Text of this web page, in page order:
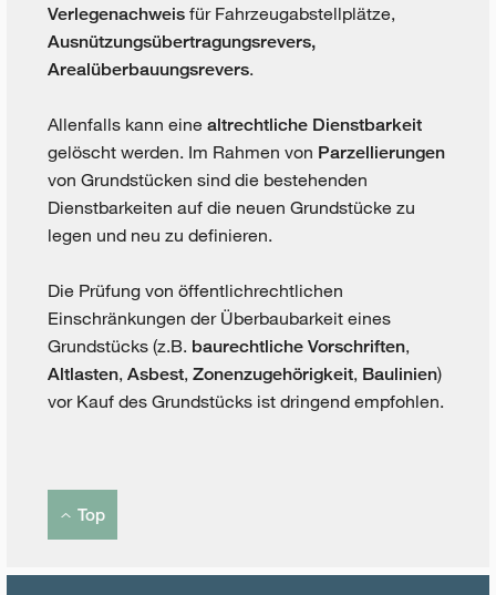
Verlegenachweis für Fahrzeugabstellplätze,
Ausnützungsübertragungsrevers,
Arealüberbauungsrevers.
Allenfalls kann einealtrechtliche Dienstbarkeit
gelöscht werden. Im Rahmen von Parzellierungen
von Grundstücken sind die bestehenden
Dienstbarkeiten auf die neuen Grundstücke zu
legen und neu zu definieren.
Die Prüfung von öffentlichrechtlichen
Einschränkungen der Überbaubarkeit eines
Grundstücks (z.B. baurechtliche Vorschriften,
Altlasten,Asbest,Zonenzugehörigkeit, Baulinien)
vor Kauf des Grundstücks ist dringend empfohlen.
Top